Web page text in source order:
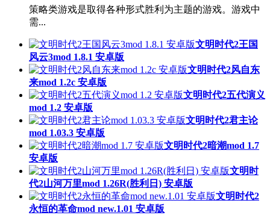
策略类游戏是取得各种形式胜利为主题的游戏。游戏中
需...
文明时代2王国
风云3mod 1.8.1 安卓版
文明时代2风自东
来mod 1.2c 安卓版
文明时代2五代演义
mod 1.2 安卓版
文明时代2君主论
mod 1.03.3 安卓版
文明时代2暗潮mod 1.7
安卓版
文明时
代2山河万里mod 1.26R(胜利日) 安卓版
文明时代2
永恒的革命mod new.1.01 安卓版